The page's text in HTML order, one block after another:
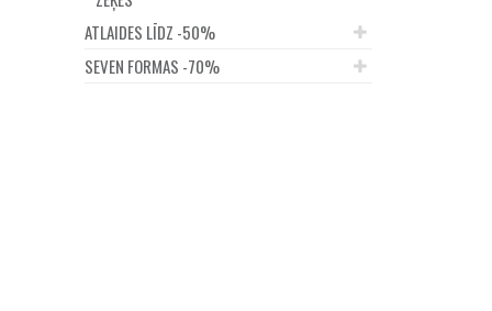
ATLAIDES LĪDZ -50%
SEVEN FORMAS -70%